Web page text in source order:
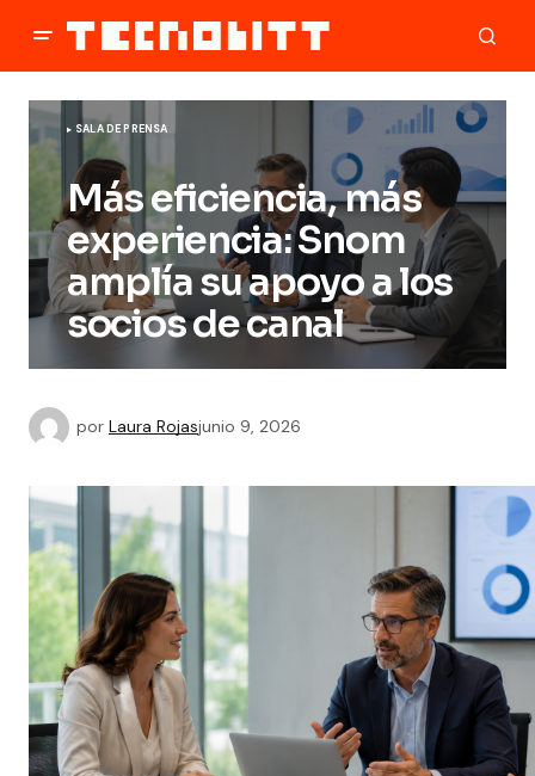
SALA DE PRENSA
Más eficiencia, más
experiencia: Snom
amplía su apoyo a los
socios de canal
por Laura Rojasjunio 9, 2026